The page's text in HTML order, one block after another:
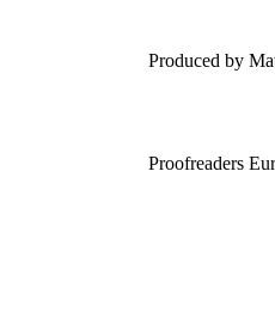
Produced by
Proofreaders